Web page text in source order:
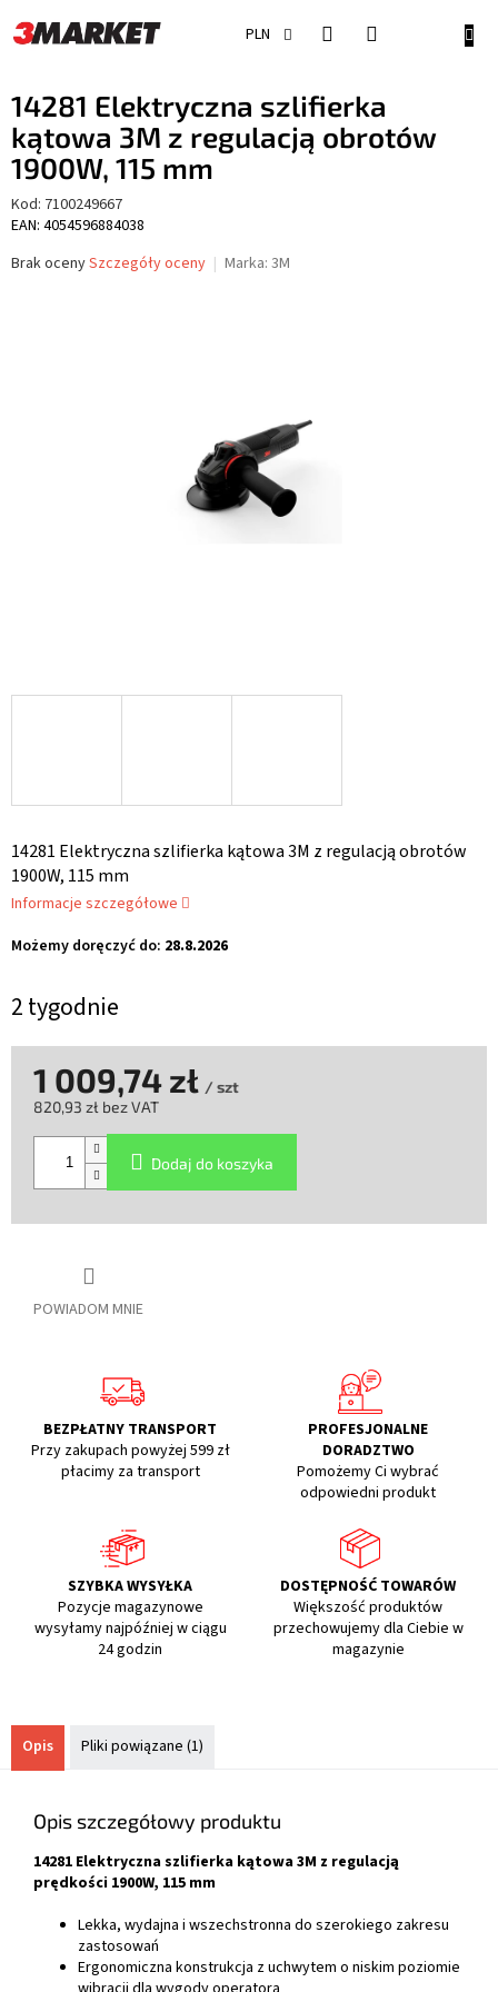
do
treści
PLN
14281 Elektryczna szlifierka
kątowa 3M z regulacją obrotów
1900W, 115 mm
Kod: 7100249667
EAN: 4054596884038
Średnia
Brak ocenySzczegóły oceny Marka: 3M
2 tygodnie
Możemy doręczyć do: 28.8.2026
14281 Elektryczna szlifierka kątowa 3M z regulacją obrotów
1900W, 115 mm
Informacje szczegółowe
POWIADOM MNIE
1 009,74 zł / szt
820,93 zł bez VAT
jednostkowa:
Dodaj do koszyka
BEZPŁATNY TRANSPORT
Przy zakupach powyżej 599 zł
płacimy za transport
PROFESJONALNE
DORADZTWO
Pomożemy Ci wybrać
odpowiedni produkt
SZYBKA WYSYŁKA
Pozycje magazynowe
wysyłamy najpóźniej w ciągu
24 godzin
DOSTĘPNOŚĆ TOWARÓW
Większość produktów
przechowujemy dla Ciebie w
magazynie
Opis Pliki powiązane (1)
Opis szczegółowy produktu
14281 Elektryczna szlifierka kątowa 3M z regulacją
prędkości 1900W, 115 mm
Lekka, wydajna i wszechstronna do szerokiego zakresu
zastosowań
Ergonomiczna konstrukcja z uchwytem o niskim poziomie